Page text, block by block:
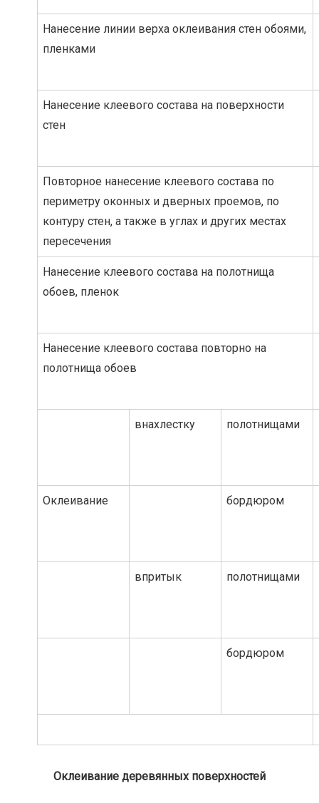
Нанесение линии верха оклеивания стен обоями,
пленками
Нанесение клеевого состава на поверхности
стен
Повторное нанесение клеевого состава по
периметру оконных и дверных проемов, по
контуру стен, а также в углах и других местах
пересечения
Нанесение клеевого состава на полотнища
обоев, пленок
Нанесение клеевого состава повторно на
полотнища обоев
внахлестку полотнищами
Оклеивание бордюром
впритык полотнищами
бордюром
Оклеивание деревянных поверхностей